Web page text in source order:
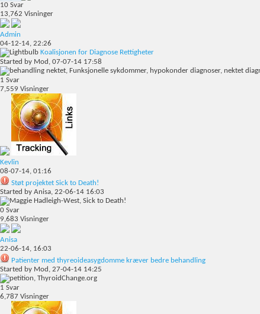
10 Svar
13,762 Visninger
Admin
04-12-14, 22:26
Koalisjonen for Diagnose Rettigheter
Started by Mod , 07-07-14 17:58
1 Svar
7,559 Visninger
Kevlin
08-07-14, 01:16
Støt projektet Sick to Death!
Started by Anisa, 22-06-14 16:03
0 Svar
9,683 Visninger
Anisa
22-06-14, 16:03
Patienter med thyreoideasygdomme kræver bedre behandling
Started by Mod , 27-04-14 14:25
1 Svar
6,787 Visninger